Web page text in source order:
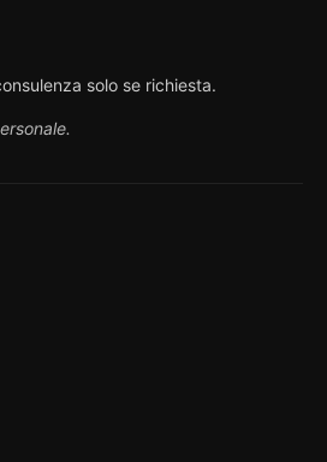
solo se richiesta.